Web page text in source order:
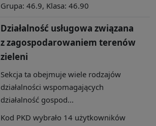
Grupa: 46.9, Klasa: 46.90
Działalność usługowa związana
z zagospodarowaniem terenów
zieleni
Sekcja ta obejmuje wiele rodzajów
działalności wspomagających
działalność gospod...
Kod PKD wybrało 14 użytkowników